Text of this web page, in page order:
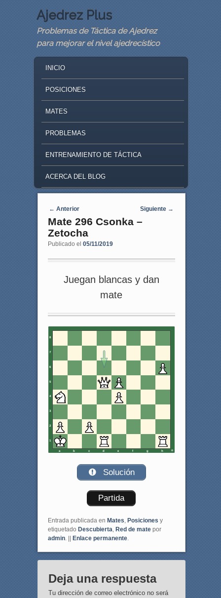
Ajedrez Plus
Problemas de Táctica de Ajedrez
para mejorar el nivel ajedrecístico
SKIP TO PRIMARY CONTENT
SKIP TO SECONDARY CONTENT
INICIO
POSICIONES
MATES
PROBLEMAS
ENTRENAMIENTO DE TÁCTICA
ACERCA DEL BLOG
Navegaci�n de entradas
← Anterior Siguiente →
Mate 296 Csonka –
Zetocha
Publicado el 05/11/2019
Juegan blancas y dan
mate
8
7
6
5
4
3
2
1
a b c d e f g h
Solución
Partida
Entrada publicada en Mates, Posiciones y
etiquetado Descubierta, Red de matepor
admin. || Enlace permanente.
Deja una respuesta
Tu dirección de correo electrónico no será